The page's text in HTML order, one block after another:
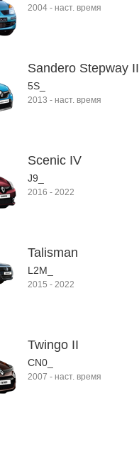
2004- наст. время
Sandero Stepway II
5S_
2013 - наст. время
Scenic IV
J9_
2016 - 2022
Talisman
L2M_
2015 - 2022
Twingo II
CN0_
2007 - наст. время